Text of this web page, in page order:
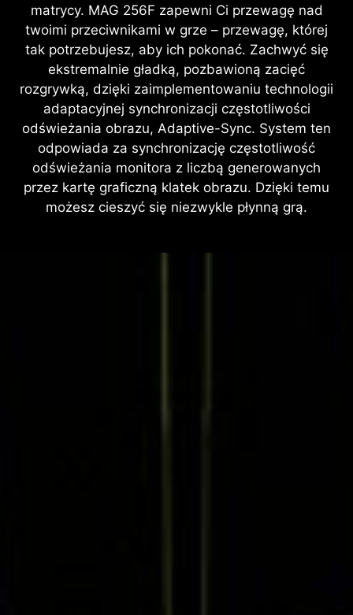
matrycy. MAG 256F zapewni Ci przewagę nad
twoimi przeciwnikami w grze – przewagę, której
tak potrzebujesz, aby ich pokonać. Zachwyć się
ekstremalnie gładką, pozbawioną zacięć
rozgrywką, dzięki zaimplementowaniu technologii
adaptacyjnej synchronizacji częstotliwości
odświeżania obrazu, Adaptive-Sync. System ten
odpowiada za synchronizację częstotliwość
odświeżania monitora z liczbą generowanych
przez kartę graficzną klatek obrazu. Dzięki temu
możesz cieszyć się niezwykle płynną grą.